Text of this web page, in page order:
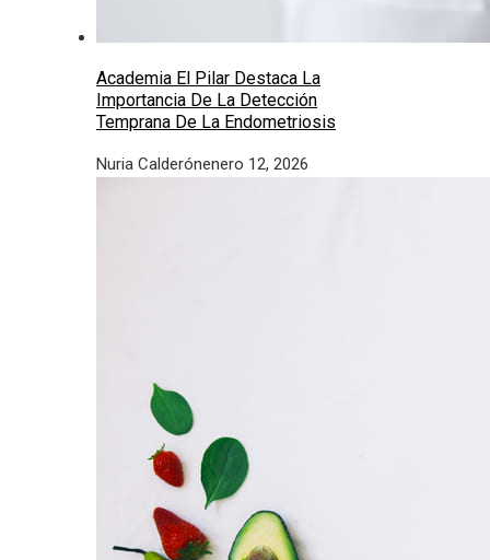
Academia El Pilar Destaca La
Importancia De La Detección
Temprana De La Endometriosis
Nuria Calderónenero 12, 2026